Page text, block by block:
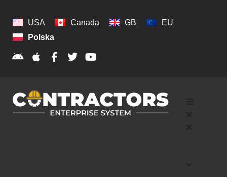
USA Canada GB
EU
Polska